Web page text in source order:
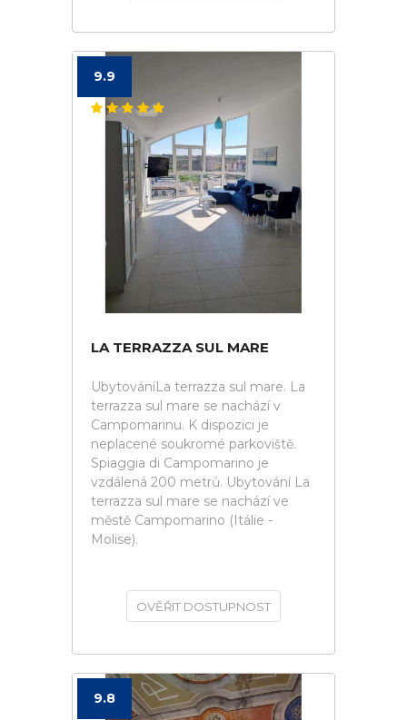
9.9
LA TERRAZZA SUL MARE
UbytováníLa terrazza sul mare. La
terrazza sul mare se nachází v
Campomarinu. K dispozici je
neplacené soukromé parkoviště.
Spiaggia di Campomarino je
vzdálená 200 metrů. Ubytování La
terrazza sul mare se nachází ve
městě Campomarino (Itálie -
Molise).
OVĚŘIT DOSTUPNOST
9.8